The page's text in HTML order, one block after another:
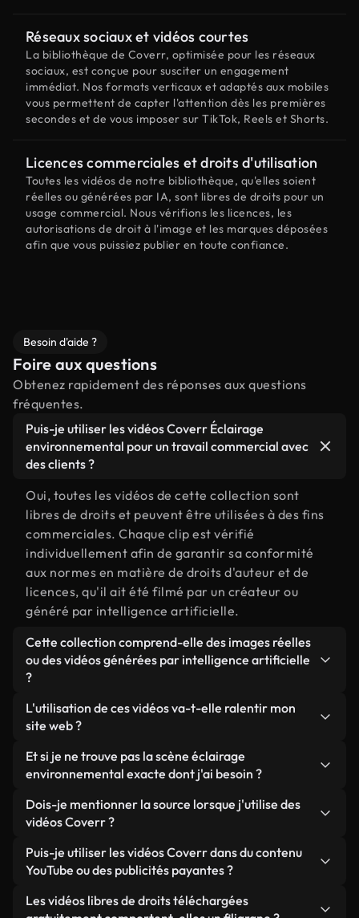
Réseaux sociaux et vidéos courtes
La bibliothèque de Coverr, optimisée pour les réseaux
sociaux, est conçue pour susciter un engagement
immédiat. Nos formats verticaux et adaptés aux mobiles
vous permettent de capter l'attention dès les premières
secondes et de vous imposer sur TikTok, Reels et Shorts.
Licences commerciales et droits d'utilisation
Toutes les vidéos de notre bibliothèque, qu'elles soient
réelles ou générées par IA, sont libres de droits pour un
usage commercial. Nous vérifions les licences, les
autorisations de droit à l'image et les marques déposées
afin que vous puissiez publier en toute confiance.
Besoin d'aide ?
Foire aux questions
Obtenez rapidement des réponses aux questions
fréquentes.
Puis-je utiliser les vidéos Coverr Éclairage
environnemental pour un travail commercial avec
des clients ?
Oui, toutes les vidéos de cette collection sont
libres de droits et peuvent être utilisées à des fins
commerciales. Chaque clip est vérifié
individuellement afin de garantir sa conformité
aux normes en matière de droits d'auteur et de
licences, qu'il ait été filmé par un créateur ou
généré par intelligence artificielle.
Cette collection comprend-elle des images réelles
ou des vidéos générées par intelligence artificielle
?
Les deux. Il s'agit d'une bibliothèque hybride
composée de véritables images filmées par des
ainsi que de vidéos générées par IA. Chaque vidéo
est clairement identifiée afin que vous sachiez
toujours ce que vous utilisez.
L'utilisation de ces vidéos va-t-elle ralentir mon
site web ?
Sauf si vous choisissez nos versions optimisées.
Nous proposons des formats légers, prêts pour le
ils conservent une qualité élevée tout en
minimisant les temps de chargement et en
améliorant des indicateurs comme le LCP.
Et si je ne trouve pas la scène éclairage
environnemental exacte dont j'ai besoin ?
Vous pouvez en créer une instantanément avec
Coverr AI Studio. Il vous suffit de décrire la scène,
coucher du soleil », et le Studio générera en
quelques secondes une vidéo personnalisée
conforme à nos normes de licence.
Dois-je mentionner la source lorsque j'utilise des
vidéos Coverr ?
Aucune attribution n'est requise. Toutes les vidéos
de notre bibliothèque sont libres de droits et
même si cela est toujours apprécié.
Puis-je utiliser les vidéos Coverr dans du contenu
YouTube ou des publicités payantes ?
Oui. Toutes les séquences vidéo de Coverr peuvent
être utilisées dans des vidéos YouTube monétisées,
Les vidéos libres de droits téléchargées